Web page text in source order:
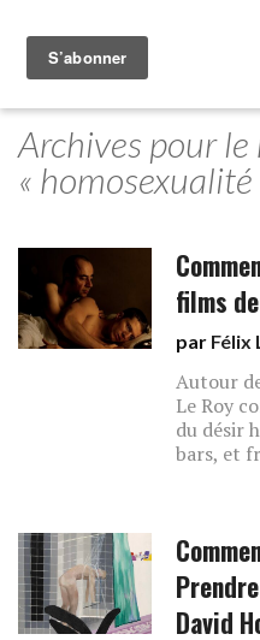
Archives pour
« homosexualité
films
par Félix
Autour
Le Roy
du désir
bars, et
David